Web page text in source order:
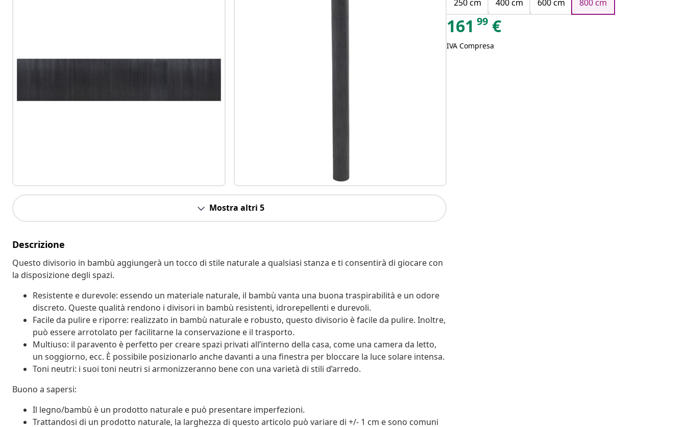
Mostra altri 5
Descrizione
Questo divisorio in bambù aggiungerà un tocco di stile naturale a qualsiasi stanza e ti consentirà di giocare con
la disposizione degli spazi.
Resistente e durevole: essendo un materiale naturale, il bambù vanta una buona traspirabilità e un odore
discreto. Queste qualità rendono i divisori in bambù resistenti, idrorepellenti e durevoli.
Facile da pulire e riporre: realizzato in bambù naturale e robusto, questo divisorio è facile da pulire. Inoltre,
può essere arrotolato per facilitarne la conservazione e il trasporto.
Multiuso: il paravento è perfetto per creare spazi privati all’interno della casa, come una camera da letto,
un soggiorno, ecc. È possibile posizionarlo anche davanti a una finestra per bloccare la luce solare intensa.
Toni neutri: i suoi toni neutri si armonizzeranno bene con una varietà di stili d’arredo.
Buono a sapersi:
Il legno/bambù è un prodotto naturale e può presentare imperfezioni.
Trattandosi di un prodotto naturale, la larghezza di questo articolo può variare di +/- 1 cm e sono comuni
250 cm
400 cm 600 cm 800 cm
161 99 €
IVA Compresa